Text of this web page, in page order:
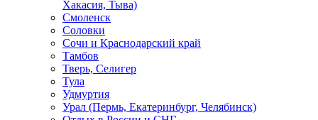
Хакасия, Тыва)
Смоленск
Соловки
Сочи и Краснодарский край
Тамбов
Тверь, Селигер
Тула
Удмуртия
Урал (Пермь, Екатеринбург, Челябинск)